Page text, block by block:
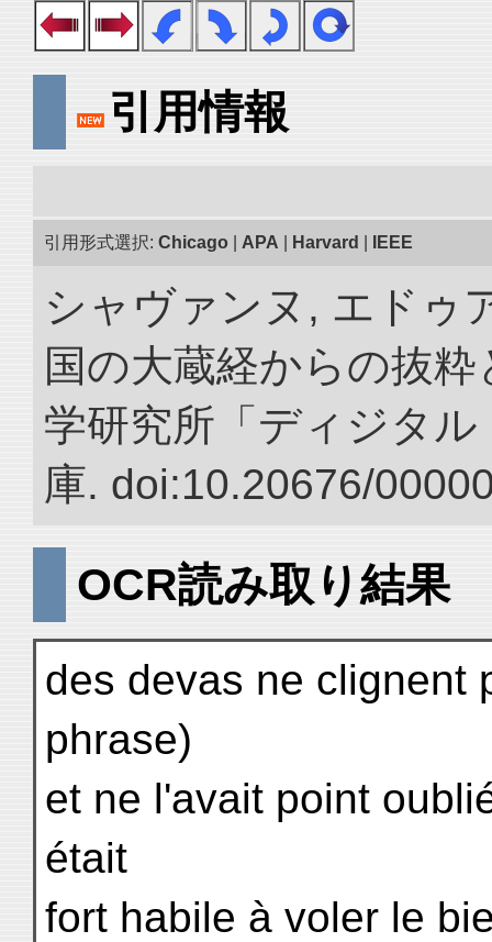
引用情報
引用形式選択: Chicago APA Harvard IEEE
シャヴァンヌ, エドゥ
国の大蔵経からの抜
学研究所「ディジタ
庫. doi:10.20676/
OCR読み取り結果
des devas ne clignent
phrase)
et ne l'avait point
était
fort habile à voler le